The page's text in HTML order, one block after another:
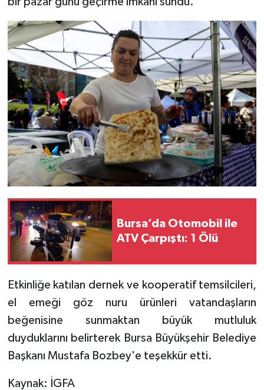
Bursa’da Otomobil ile
ATV Çarpıştı: 1 Ölü
Etkinliğe katılan dernek ve kooperatif temsilcileri,
el emeği göz nuru ürünleri vatandaşların
beğenisine sunmaktan büyük mutluluk
duyduklarını belirterek Bursa Büyükşehir Belediye
Başkanı Mustafa Bozbey'e teşekkür etti.
Kaynak: İGFA